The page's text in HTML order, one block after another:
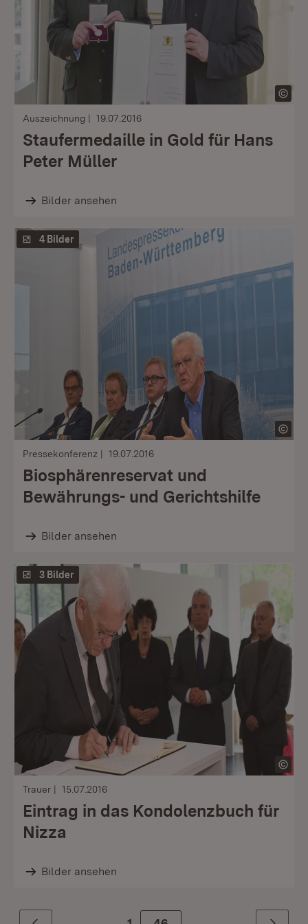
Auszeichnung 19.07.2016
Staufermedaille in Gold für Hans
Peter Müller
Bilder ansehen
4 Bilder
Pressekonferenz 19.07.2016
Biosphärenreservat und
Bewährungs- und Gerichtshilfe
Bilder ansehen
3 Bilder
Trauer 15.07.2016
Eintrag in das Kondolenzbuch für
Nizza
Bilder ansehen